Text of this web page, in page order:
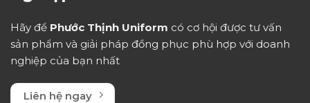
Hãy để Phước Thịnh Uniform có cơ hội được tư vấn
sản phẩm và giải pháp đồng phục phù hợp với doanh
nghiệp của bạn nhất
Liên hệ ngay